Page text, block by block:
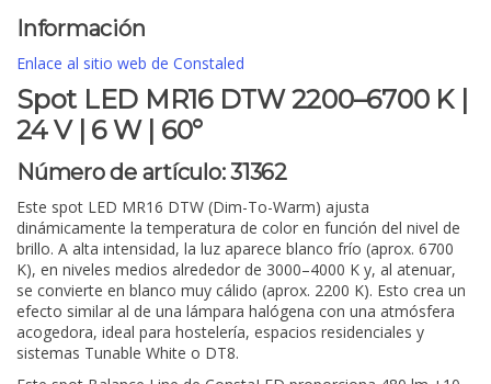
Información
Enlace al sitio web de Constaled
Spot LED MR16 DTW 2200–6700 K |
24 V | 6 W | 60°
Número de artículo:31362
Este spot LED MR16 DTW (Dim-To-Warm) ajusta
dinámicamente la temperatura de color en función del nivel de
brillo. A alta intensidad, la luz aparece blanco frío (aprox. 6700
K), en niveles medios alrededor de 3000–4000 K y, al atenuar,
se convierte en blanco muy cálido (aprox. 2200 K). Esto crea un
efecto similar al de una lámpara halógena con una atmósfera
acogedora, ideal para hostelería, espacios residenciales y
sistemas Tunable White o DT8.